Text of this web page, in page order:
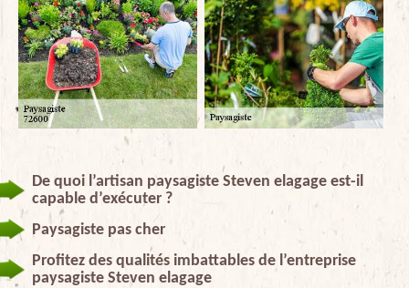
De quoi l’artisan paysagiste Steven elagage est-il
capable d’exécuter ?
Paysagiste pas cher
Profitez des qualités imbattables de l’entreprise
paysagiste Steven elagage